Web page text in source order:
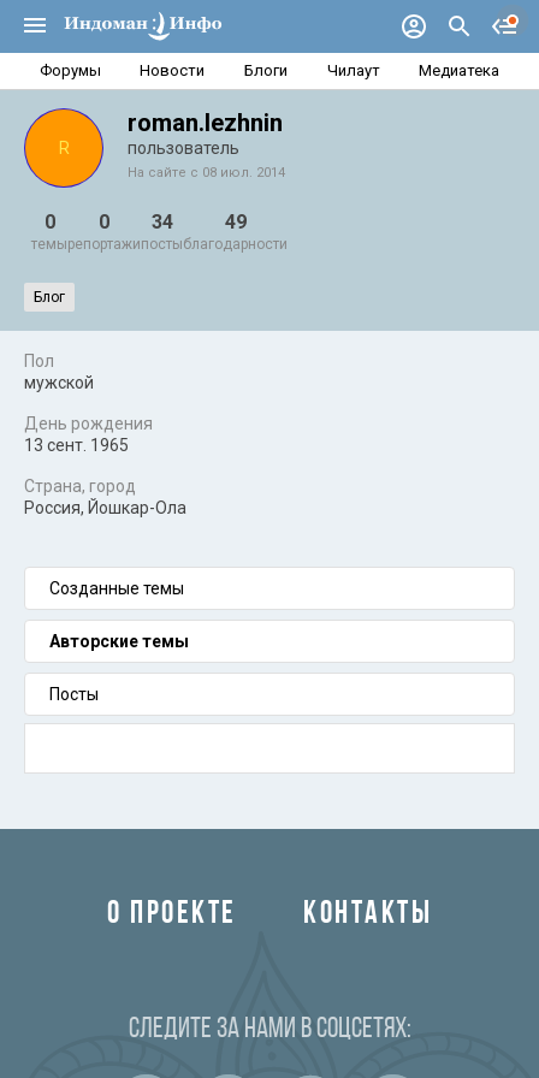
Форумы Новости Блоги Чилаут Медиатека
R
roman.lezhnin
пользователь
На сайте с 08 июл. 2014
0
темы
0
репортажи
34
посты
49
благодарности
Блог
Пол
мужской
День рождения
13 сент. 1965
Страна, город
Россия, Йошкар-Ола
Созданные темы
Авторские темы
Посты
О ПРОЕКТЕ КОНТАКТЫ
Следите за нами в соцсетях: